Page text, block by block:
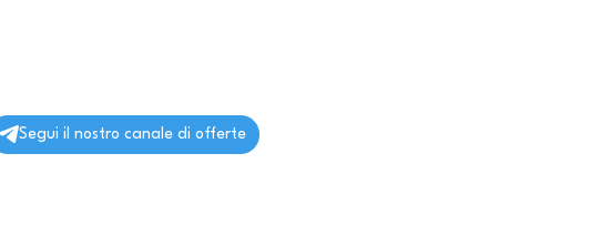
Segui il nostro canale di offerte